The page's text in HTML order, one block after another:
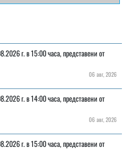
г. в 15:00 часа, представени от
06 авг, 2026
г. в 14:00 часа, представени от
06 авг, 2026
г. в 15:00 часа, представени от